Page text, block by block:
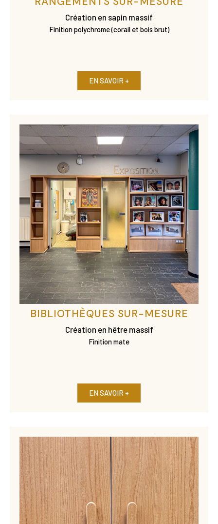
Création en sapin massif
Finition polychrome (corail et bois brut)
EN SAVOIR +
BIBLIOTHÈQUES SUR-MESURE
Création en hêtre massif
Finition mate
EN SAVOIR +